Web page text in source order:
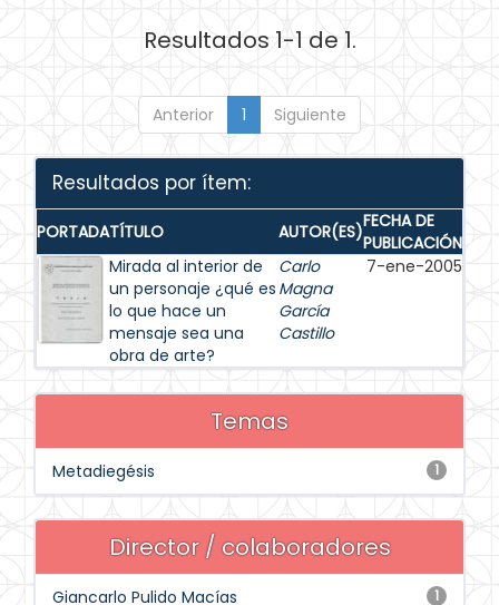
Resultados 1-1 de 1.
Anterior 1 Siguiente
Resultados por ítem:
PORTADATÍTULO AUTOR(ES)FECHA DE
PUBLICACIÓN
Mirada al interior de
un personaje ¿qué es
lo que hace un
mensaje sea una
obra de arte?
Carlo
Magna
García
Castillo
7-ene-2005
Temas
1
Metadiegésis
Director / colaboradores
1
Giancarlo Pulido Macías